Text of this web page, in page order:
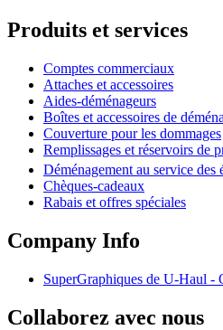
Produits et services
Comptes commerciaux
Attaches et accessoires
Aides-déménageurs
Boîtes et accessoires de
Couverture pour les dommages
Remplissages et réservoirs de
Déménagement au service des
Chèques-cadeaux
Rabais et offres spéciales
Company Info
SuperGraphiques de U-Haul -
Collaborez avec nous